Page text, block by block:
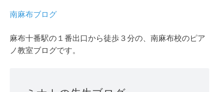
南麻布ブログ
麻布十番駅の１番出口から徒歩３分の、南麻布校のピア
ノ教室ブログです。